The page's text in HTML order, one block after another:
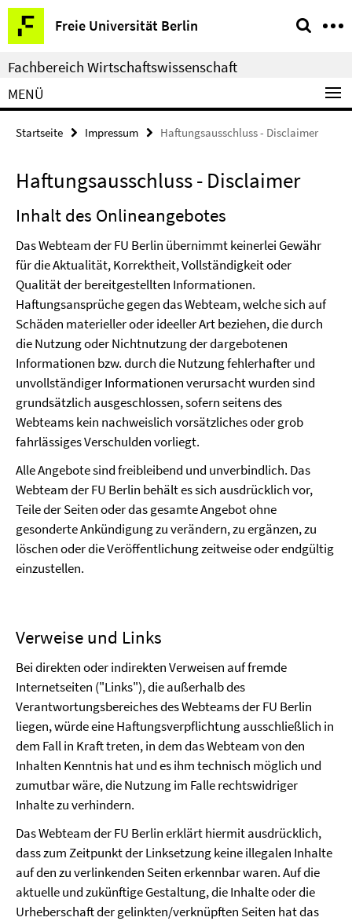
Springe
direkt
zu
Inhalt
Freie Universität Berlin
Service-
Navigation
Fachbereich Wirtschaftswissenschaft
MENÜ
Startseite Impressum Haftungsausschluss - Disclaimer
Haftungsausschluss - Disclaimer
Inhalt des Onlineangebotes
Das Webteam der FU Berlin übernimmt keinerlei Gewähr
für die Aktualität, Korrektheit, Vollständigkeit oder
Qualität der bereitgestellten Informationen.
Haftungsansprüche gegen das Webteam, welche sich auf
Schäden materieller oder ideeller Art beziehen, die durch
die Nutzung oder Nichtnutzung der dargebotenen
Informationen bzw. durch die Nutzung fehlerhafter und
unvollständiger Informationen verursacht wurden sind
grundsätzlich ausgeschlossen, sofern seitens des
Webteams kein nachweislich vorsätzliches oder grob
fahrlässiges Verschulden vorliegt.
Alle Angebote sind freibleibend und unverbindlich. Das
Webteam der FU Berlin behält es sich ausdrücklich vor,
Teile der Seiten oder das gesamte Angebot ohne
gesonderte Ankündigung zu verändern, zu ergänzen, zu
löschen oder die Veröffentlichung zeitweise oder endgültig
einzustellen.
Verweise und Links
Bei direkten oder indirekten Verweisen auf fremde
Internetseiten ("Links"), die außerhalb des
Verantwortungsbereiches des Webteams der FU Berlin
liegen, würde eine Haftungsverpflichtung ausschließlich in
dem Fall in Kraft treten, in dem das Webteam von den
Inhalten Kenntnis hat und es ihm technisch möglich und
zumutbar wäre, die Nutzung im Falle rechtswidriger
Inhalte zu verhindern.
Das Webteam der FU Berlin erklärt hiermit ausdrücklich,
dass zum Zeitpunkt der Linksetzung keine illegalen Inhalte
auf den zu verlinkenden Seiten erkennbar waren. Auf die
aktuelle und zukünftige Gestaltung, die Inhalte oder die
Urheberschaft der gelinkten/verknüpften Seiten hat das